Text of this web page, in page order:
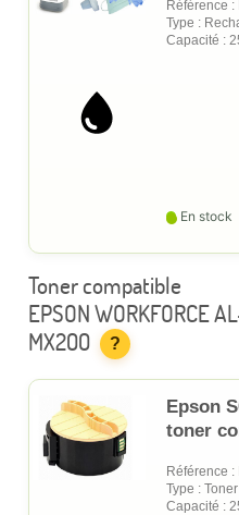
Référence
Type :
Capacité :
En stock
Toner compatible
EPSON WORKFORCE
MX200
?
Epson
toner
Référence
Type :
Capacité :